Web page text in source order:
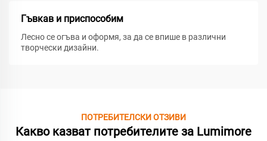
Гъвкав и приспособим
Лесно се огъва и оформя, за да се впише в различни
творчески дизайни.
ПОТРЕБИТЕЛСКИ ОТЗИВИ
Какво казват потребителите за Lumimore